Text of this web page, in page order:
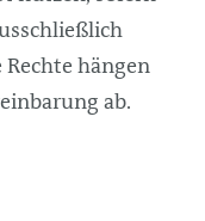
hängen
ab.